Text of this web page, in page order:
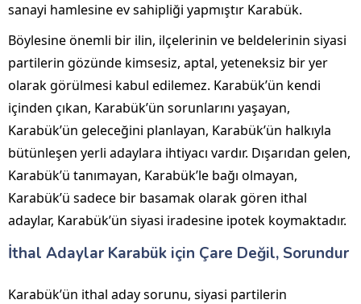
sanayi hamlesine ev sahipliği yapmıştır Karabük.
Böylesine önemli bir ilin, ilçelerinin ve beldelerinin siyasi
partilerin gözünde kimsesiz, aptal, yeteneksiz bir yer
olarak görülmesi kabul edilemez. Karabük’ün kendi
içinden çıkan, Karabük’ün sorunlarını yaşayan,
Karabük’ün geleceğini planlayan, Karabük’ün halkıyla
bütünleşen yerli adaylara ihtiyacı vardır. Dışarıdan gelen,
Karabük’ü tanımayan, Karabük’le bağı olmayan,
Karabük’ü sadece bir basamak olarak gören ithal
adaylar, Karabük’ün siyasi iradesine ipotek koymaktadır.
İthal Adaylar Karabük için Çare Değil, Sorundur
Karabük’ün ithal aday sorunu, siyasi partilerin